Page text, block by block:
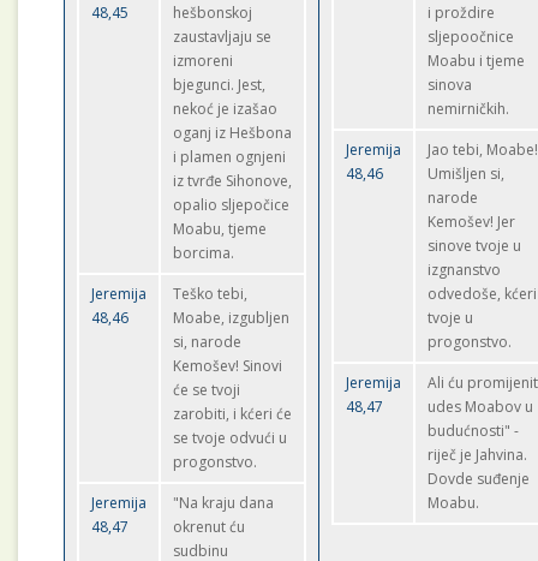
48,45
hešbonskoj
zaustavljaju se
izmoreni
bjegunci. Jest,
nekoć je izašao
oganj iz Hešbona
i plamen ognjeni
iz tvrđe Sihonove,
opalio sljepočice
Moabu, tjeme
borcima.
Jeremija
48,46
Teško tebi,
Moabe, izgubljen
si, narode
Kemošev! Sinovi
će se tvoji
zarobiti, i kćeri će
se tvoje odvući u
progonstvo.
Jeremija
48,47
"Na kraju dana
okrenut ću
sudbinu
i proždire
sljepoočnice
Moabu i tjeme
sinova
nemirničkih.
Jeremija
48,46
Jao tebi, Moabe!
Umišljen si,
narode
Kemošev! Jer
sinove tvoje u
izgnanstvo
odvedoše, kćeri
tvoje u
progonstvo.
Jeremija
48,47
Ali ću
udes Moabov u
budućnosti" -
riječ je Jahvina.
Dovde suđenje
Moabu.